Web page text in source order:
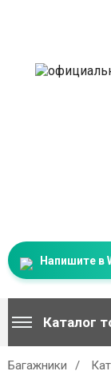
Напишите в
Каталог
Багажники